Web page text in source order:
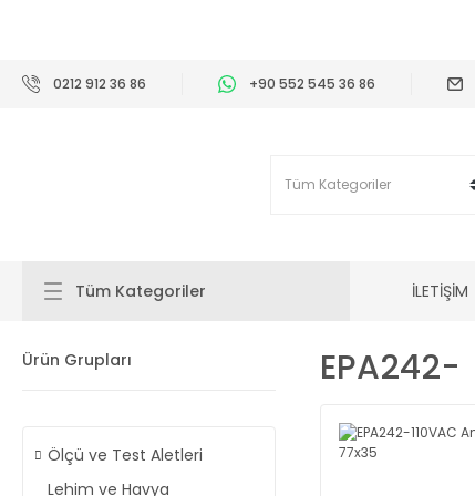
0212 912 36 86 +90 552 545 36 86
Tüm Kategoriler İLETİŞİM
Ürün Grupları
Ölçü ve Test Aletleri
Lehim ve Havya
EPA242-